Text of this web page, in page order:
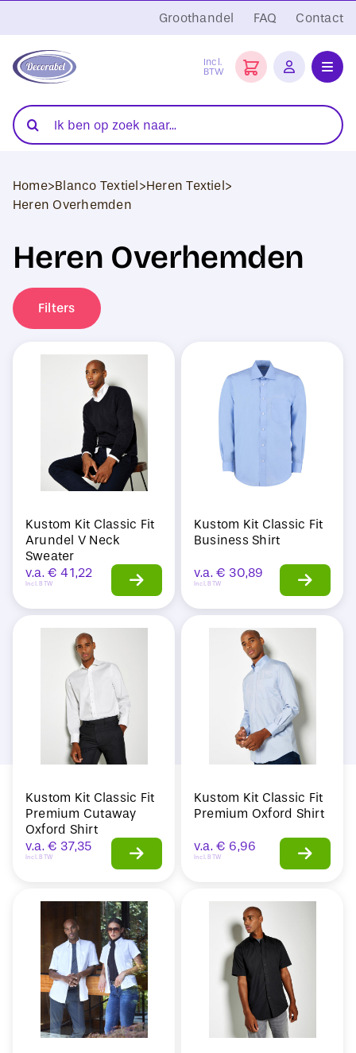
naar
inhoud
Groothandel FAQ Contact
Incl.
BTW
Folies
Transferpersen
Blanco Textiel
Hobby Artikelen
DTF Transfers
Zoeken
naar:
Home>Blanco Textiel>Heren Textiel>
Heren Overhemden
Heren Overhemden
Filters
Kustom Kit Classic Fit
Arundel V Neck
Sweater
v.a. € 41,22
Incl. BTW
Kustom Kit Classic Fit
Business Shirt
v.a. € 30,89
Incl. BTW
Kustom Kit Classic Fit
Premium Cutaway
Oxford Shirt
v.a. € 37,35
Incl. BTW
Kustom Kit Classic Fit
Premium Oxford Shirt
v.a. € 6,96
Incl. BTW